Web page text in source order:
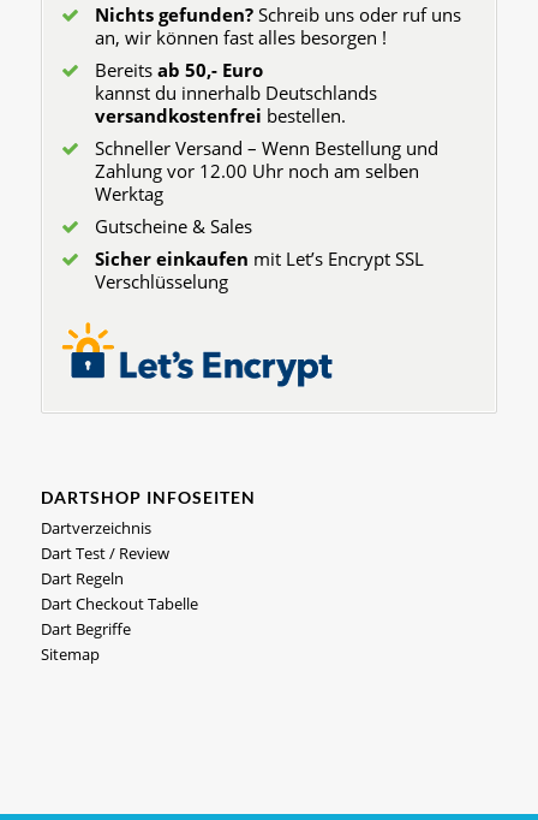
Nichts gefunden?Schreib uns oder ruf uns
an, wir können fast alles besorgen !
Bereits ab 50,- Euro
kannst du innerhalb Deutschlands
versandkostenfrei bestellen.
Schneller Versand – Wenn Bestellung und
Zahlung vor 12.00 Uhr noch am selben
Werktag
Gutscheine & Sales
Sicher einkaufen mit Let’s Encrypt SSL
Verschlüsselung
DARTSHOP INFOSEITEN
Dartverzeichnis
Dart Test / Review
Dart Regeln
Dart Checkout Tabelle
Dart Begriffe
Sitemap